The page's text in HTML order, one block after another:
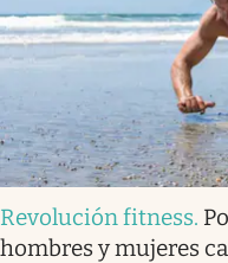
Revolución fitness.
hombres y mujeres